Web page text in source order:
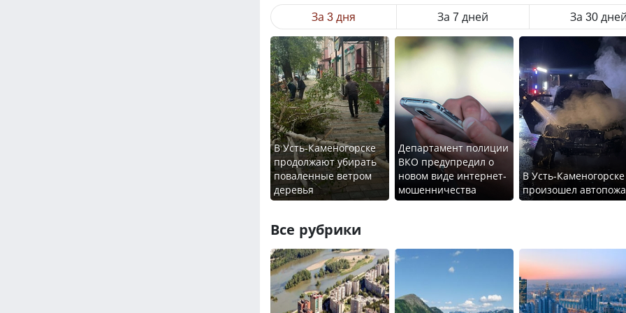
За 3 дня
В Усть-Каменогорске
продолжают убирать
поваленные ветром
деревья
Департамент полиции
ВКО предупредил о
новом виде интернет-
мошенничества
В Усть-Каменогорске
произошел
За 7 дней За 30
Все рубрики